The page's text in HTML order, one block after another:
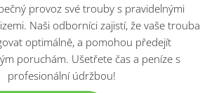
provoz své trouby s pravidelnými
Naši odborníci zajistí, že vaše trouba
optimálně, a pomohou předejít
poruchám. Ušetřete čas a peníze s
profesionální údržbou!